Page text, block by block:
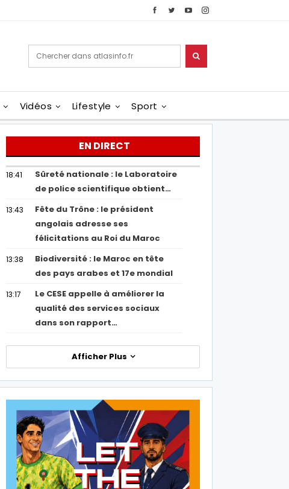
Vidéos Lifestyle Sport
EN DIRECT
18:41
Sûreté nationale : le Laboratoire
de police scientifique obtient…
13:43
Fête du Trône : le président
angolais adresse ses
félicitations au Roi du Maroc
13:38
Biodiversité : le Maroc en tête
des pays arabes et 17e mondial
13:17
Le CESE appelle à améliorer la
qualité des services sociaux
dans son rapport…
Afficher Plus